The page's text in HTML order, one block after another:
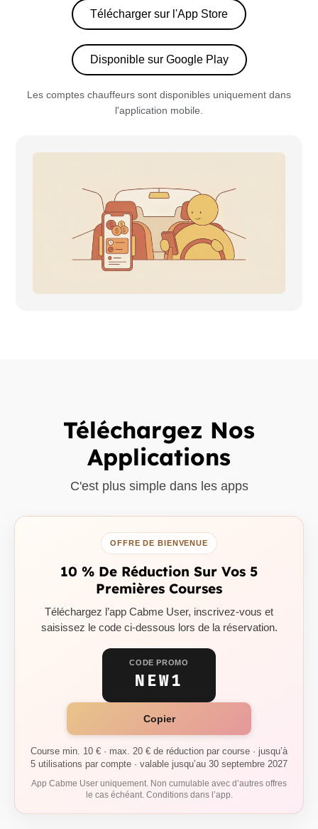
Télécharger sur l'App Store
Disponible sur Google Play
Les comptes chauffeurs sont disponibles uniquement dans
l'application mobile.
Téléchargez Nos
Applications
C'est plus simple dans les apps
OFFRE DE BIENVENUE
10 % De Réduction Sur Vos 5
Premières Courses
Téléchargez l’app Cabme User, inscrivez-vous et
saisissez le code ci-dessous lors de la réservation.
CODE PROMO
NEW1
Copier
Course min. 10 € · max. 20 € de réduction par course · jusqu’à
5 utilisations par compte · valable jusqu’au 30 septembre 2027
App Cabme User uniquement. Non cumulable avec d’autres offres
le cas échéant. Conditions dans l’app.